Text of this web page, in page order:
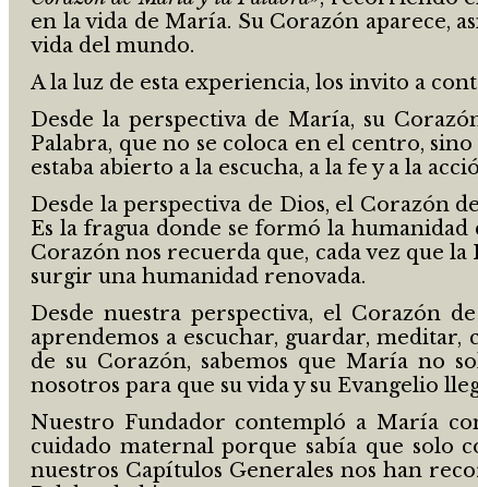
en la vida de María. Su Corazón aparece,
vida del mundo.
A la luz de esta experiencia, los invito a
Desde la perspectiva de María, su
Palabra, que no se coloca en el centro,
estaba abierto a la escucha, a la fe y a la
Desde la perspectiva de Dios, el Corazón
Es la fragua donde se formó la
Corazón nos recuerda que, cada vez que
surgir una humanidad renovada.
Desde nuestra perspectiva, el Corazón
aprendemos a escuchar, guardar,
de su Corazón, sabemos que María no
nosotros para que su vida y su Evangelio
Nuestro Fundador contempló a María
cuidado maternal porque sabía que solo
nuestros Capítulos Generales nos han